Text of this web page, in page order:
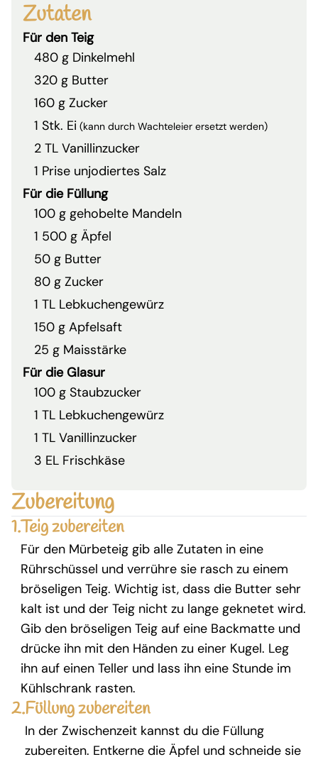
Zutaten
Für den Teig
480 g Dinkelmehl
320 g Butter
160 g Zucker
1 Stk. Ei (kann durch Wachteleier ersetzt werden)
2 TL Vanillinzucker
1 Prise unjodiertes Salz
Für die Füllung
100 g gehobelte Mandeln
1 500 g Äpfel
50 g Butter
80 g Zucker
1 TL Lebkuchengewürz
150 g Apfelsaft
25 g Maisstärke
Für die Glasur
100 g Staubzucker
1 TL Lebkuchengewürz
1 TL Vanillinzucker
3 EL Frischkäse
Zubereitung
1.Teig zubereiten
Für den Mürbeteig gib alle Zutaten in eine
Rührschüssel und verrühre sie rasch zu einem
bröseligen Teig. Wichtig ist, dass die Butter sehr
kalt ist und der Teig nicht zu lange geknetet wird.
Gib den bröseligen Teig auf eine Backmatte und
drücke ihn mit den Händen zu einer Kugel. Leg
ihn auf einen Teller und lass ihn eine Stunde im
Kühlschrank rasten.
2.Füllung zubereiten
In der Zwischenzeit kannst du die Füllung
zubereiten. Entkerne die Äpfel und schneide sie